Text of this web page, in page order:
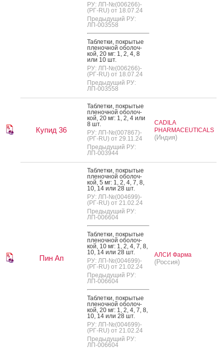
РУ: ЛП-№(006266)-
(РГ-RU) от 18.07.24
Предыдущий РУ:
ЛП-003558
Таб­летки, пок­ры­тые
пле­ноч­ной обо­лоч­
кой, 20 мг: 1, 2, 4, 8
или 10 шт.
РУ: ЛП-№(006266)-
(РГ-RU) от 18.07.24
Предыдущий РУ:
ЛП-003558
Купид 36
Таб­летки, пок­ры­тые
пле­ноч­ной обо­лоч­
кой, 20 мг: 1, 2, 4 или
8 шт.
РУ: ЛП-№(007867)-
(РГ-RU) от 29.11.24
Предыдущий РУ:
ЛП-003944
CADILA
PHARMACEUTICALS
(Индия)
Пин Ап
Таб­летки, пок­ры­тые
пле­ноч­ной обо­лоч­
кой, 5 мг: 1, 2, 4, 7, 8,
10, 14 или 28 шт.
РУ: ЛП-№(004699)-
(РГ-RU) от 21.02.24
Предыдущий РУ:
ЛП-006604
Таб­летки, пок­ры­тые
пле­ноч­ной обо­лоч­
кой, 10 мг: 1, 2, 4, 7, 8,
10, 14 или 28 шт.
РУ: ЛП-№(004699)-
(РГ-RU) от 21.02.24
Предыдущий РУ:
ЛП-006604
Таб­летки, пок­ры­тые
пле­ноч­ной обо­лоч­
кой, 20 мг: 1, 2, 4, 7, 8,
10, 14 или 28 шт.
РУ: ЛП-№(004699)-
(РГ-RU) от 21.02.24
Предыдущий РУ:
ЛП-006604
АЛСИ Фарма
(Россия)